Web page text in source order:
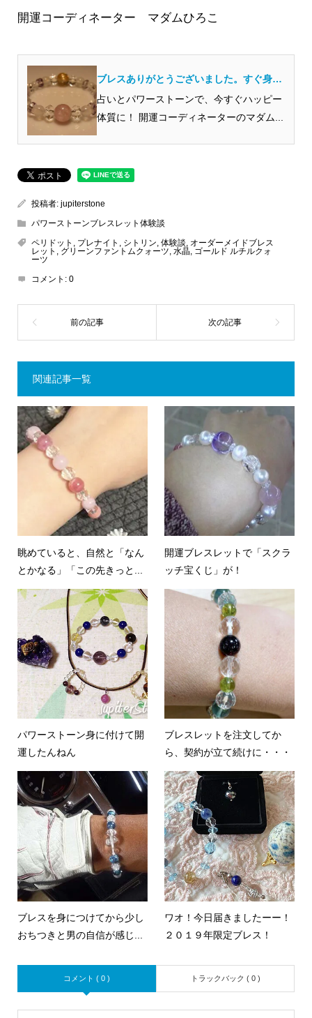
開運コーディネーター マダムひろこ
ブレスありがとうございました。すぐ身に
つけましたが・・・
占いとパワーストーンで、今すぐハッピー
体質に！ 開運コーディネーターのマダム...
投稿者: jupiterstone
パワーストーンブレスレット体験談
ペリドット
プレナイト シトリン 体験談 オーダーメイドブレス
レット
グリーンファントムクォーツ 水晶, ゴールド ルチルクォ
ーツ
コメント: 0
関連記事一覧
眺めていると、自然と「なん
とかなる」「この先きっと...
開運ブレスレットで「スクラ
ッチ宝くじ」が！
パワーストーン身に付けて開
運したんねん
ブレスレットを注文してか
ら、契約が立て続けに・・・
ブレスを身につけてから少し
おちつきと男の自信が感じ...
ワオ！今日届きましたーー！
２０１９年限定ブレス！
コメント ( 0 ) トラックバック ( 0 )